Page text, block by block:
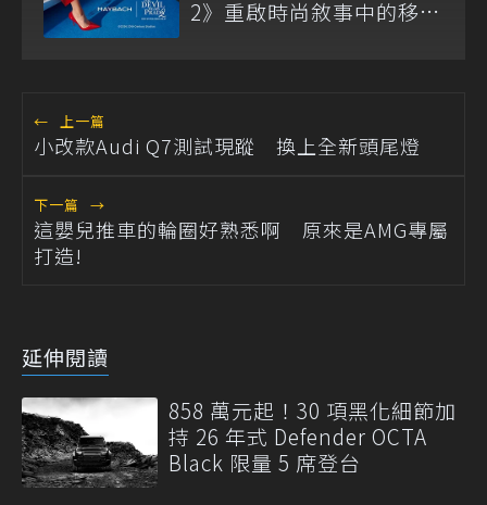
2》重啟時尚敘事中的移動
← 上一篇
小改款Audi Q7測試現蹤 換上全新頭尾燈
下一篇 →
這嬰兒推車的輪圈好熟悉啊 原來是AMG專屬
打造!
延伸閱讀
858 萬元起！30 項黑化細節加
持 26 年式 Defender OCTA
Black 限量 5 席登台